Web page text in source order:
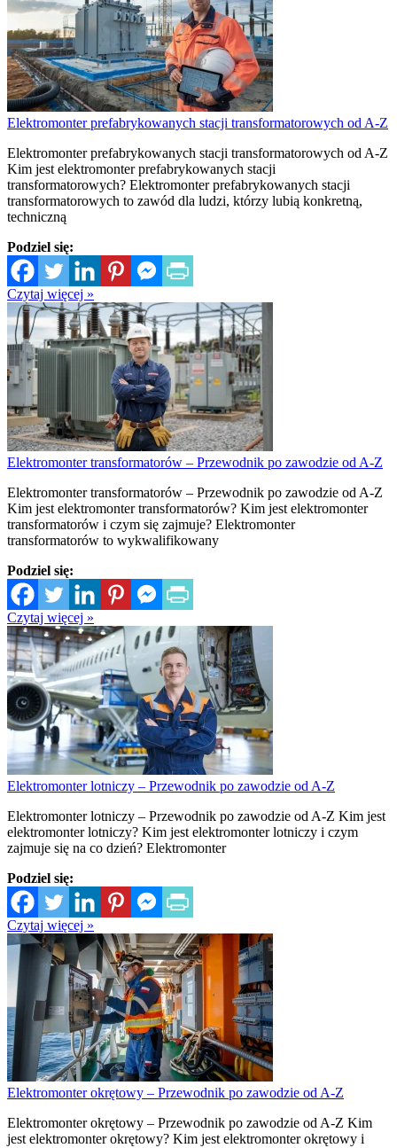
Elektromonter prefabrykowanych stacji transformatorowych od A-Z
Elektromonter prefabrykowanych stacji transformatorowych od A-Z
Kim jest elektromonter prefabrykowanych stacji
transformatorowych? Elektromonter prefabrykowanych stacji
transformatorowych to zawód dla ludzi, którzy lubią konkretną,
techniczną
Podziel się:
Czytaj więcej »
Elektromonter transformatorów – Przewodnik po zawodzie od A-Z
Elektromonter transformatorów – Przewodnik po zawodzie od A-Z
Kim jest elektromonter transformatorów? Kim jest elektromonter
transformatorów i czym się zajmuje? Elektromonter
transformatorów to wykwalifikowany
Podziel się:
Czytaj więcej »
Elektromonter lotniczy – Przewodnik po zawodzie od A-Z
Elektromonter lotniczy – Przewodnik po zawodzie od A-Z Kim jest
elektromonter lotniczy? Kim jest elektromonter lotniczy i czym
zajmuje się na co dzień? Elektromonter
Podziel się:
Czytaj więcej »
Elektromonter okrętowy – Przewodnik po zawodzie od A-Z
Elektromonter okrętowy – Przewodnik po zawodzie od A-Z Kim
jest elektromonter okrętowy? Kim jest elektromonter okrętowy i